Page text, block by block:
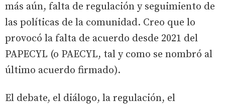
más aún, falta de regulación y seguimiento de
las políticas de la comunidad. Creo que lo
provocó la falta de acuerdo desde 2021 del
PAPECYL (o PAECYL, tal y como se nombró al
último acuerdo firmado).
El debate, el diálogo, la regulación, el